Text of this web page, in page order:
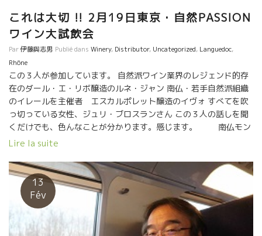
これは大切 !! 2月19日東京・自然PASSION
ワイン大試飲会
Par伊藤與志男 Publié dans Winery, Distributor, Uncategorized, Languedoc,
Rhône
この３人が参加しています。 自然派ワイン業界のレジェンド的存
在のダール・エ・リボ醸造のルネ・ジャン 南仏・若手自然派組織
のイレールを主催者 エスカルポレット醸造のイヴォ すべてを吹
っ切っている女性、ジュリ・ブロスランさん この３人の話しを聞
くだけでも、色んなことが分かります。感じます。 南仏モン
ペリエで行われた自然派ワイン試飲会、リレール試飲会に始まっ
自然派ワインのデモンストレーションが行われました。 訪問客も
世界中から訪れるようになりました。物凄い勢いで広がっていま
す。 造り手も増えて、自然派ワインも大きく進化をしています。
勿論、すべての自然派ワインが美味しいわけではありません。 日
本に輸入されているものは、選りすぐりの自然派ワイン達です。
なんと１１社のインポーターが集まり各社、選りすぐりのワイン
Lire la suite
13
Fév